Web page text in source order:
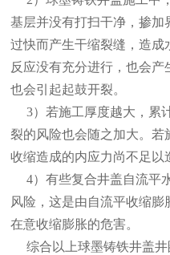
基层并没有打扫干净，掺加
过快而产生干缩裂缝，造
反应没有充分进行，也会
也会引起起鼓开裂。
3）若施工厚度越大，累
裂的风险也会随之加大。若
收缩造成的内应力尚不足以
4）有些复合井盖自流平
风险，这是由自流平收缩
在意收缩膨胀的危害。
综合以上球墨铸铁井盖井